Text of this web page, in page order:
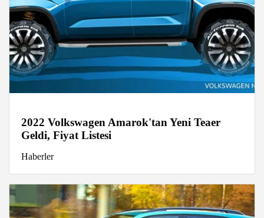
2022 Volkswagen Amarok'tan Yeni Teaer
Geldi, Fiyat Listesi
Haberler